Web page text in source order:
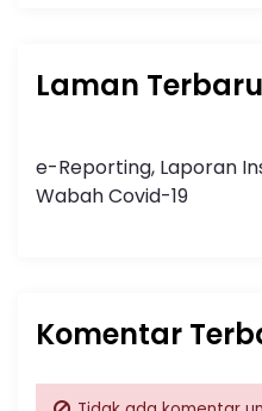
Laman Terbaru
e-Reporting, Laporan
Wabah Covid-19
Komentar